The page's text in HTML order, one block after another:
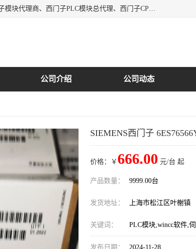
上海诗幕自动化设备有限公司是一家西门子授权分销商；主要负责：德国西门子模块代理商、西门子PLC模块总代理、西门子CPU模块代理商、西门子电缆代理、西门子触摸屏变频器总代理等专销售西门子各系列产品；实体公司，诚信经营，价格优势，品质保证，库存量大，供应！
公司介绍 公司动态
SIEMENS西门子
价格：￥ 666.00 元/台 起
产品数量： 9999.00台
发货地址： 上海市松江区叶榭镇
关键词： PLC模块,wincc软件,
发布日期： 2024-11-28